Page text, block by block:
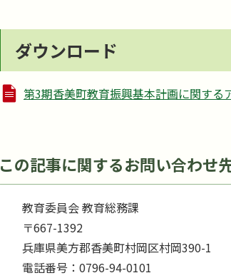
ダウンロード
第3期香美町教育振興基本計画に関する
この記事に関するお問い合わせ
教育委員会 教育総務課
〒667-1392
兵庫県美方郡香美町村岡区村岡390-1
電話番号：0796-94-0101